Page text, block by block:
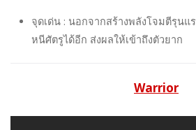
จุดเด่น : นอกจากสร้างพลังโจมตีรุนแ
หนีศัตรูได้อีก ส่งผลให้เข้าถึงตัวยาก
Warrior